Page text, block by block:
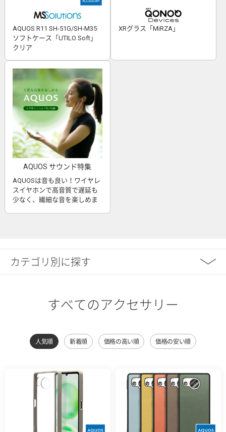
AQUOS R11 SH-51G/SH-M35
ソフトケース「UTILO Soft」
クリア
XRグラス「MiRZA」
AQUOS サウンド特集
AQUOSは音も良い！ワイヤレ
スイヤホンで高音質で遅延も
少なく、繊細な音を楽しめま
カテゴリ別に探す
すべてのアクセサリー
人気順 新着順 価格の高い順 価格の安い順